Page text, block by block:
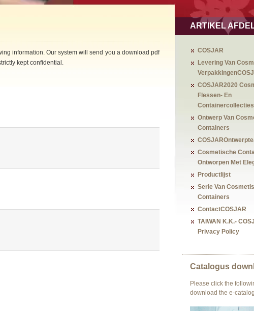
information. Our system will send you a download pdf
kept confidential.
ARTIKEL
COSJAR
Levering Van
COSJAR2020
Flessen- En
Containercollecties
Ontwerp Van
Containers
Cosmetische
Ontworpen Met
Productlijst
Serie Van
Containers
ContactCOSJAR
TAIWAN K.K.-
Privacy Policy
Catalogus
Please click the
download the e-